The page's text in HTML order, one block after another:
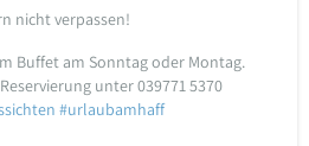
nicht verpassen!
Buffet am Sonntag oder Montag.
Reservierung unter 039771 5370
#urlaubamhaff